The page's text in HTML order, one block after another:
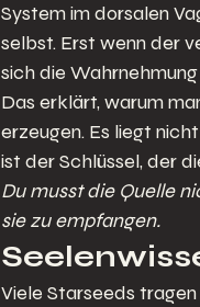
System im dorsalen
selbst. Erst wenn der
sich die
Das erklärt, warum
erzeugen. Es liegt
ist der Schlüssel, der
Du musst die Quelle
sie zu empfangen.
Viele Starseeds tragen